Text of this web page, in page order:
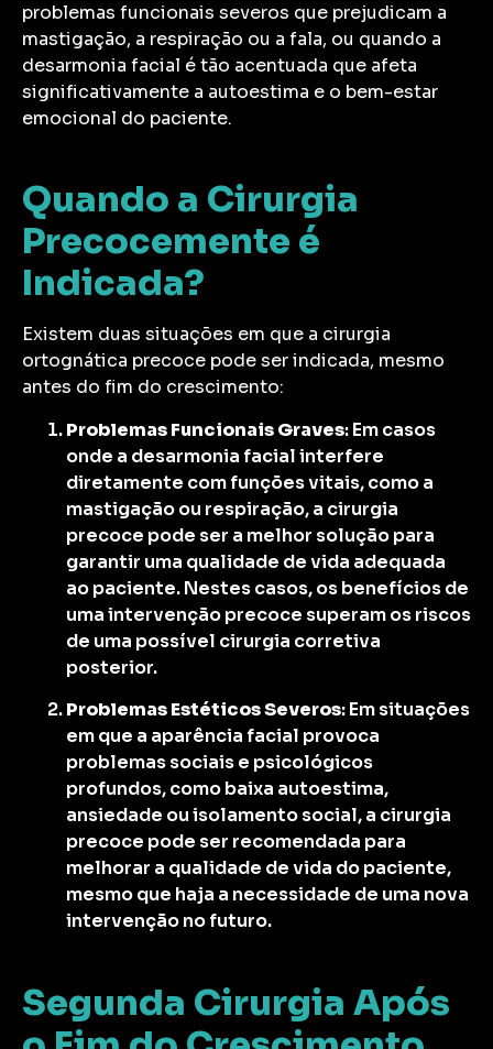
problemas funcionais severos que prejudicam a
mastigação, a respiração ou a fala, ou quando a
desarmonia facial é tão acentuada que afeta
significativamente a autoestima e o bem-estar
emocional do paciente.
Quando a Cirurgia
Precocemente é
Indicada?
Existem duas situações em que a cirurgia
ortognática precoce pode ser indicada, mesmo
antes do fim do crescimento:
Problemas Funcionais Graves: Em casos
onde a desarmonia facial interfere
diretamente com funções vitais, como a
mastigação ou respiração, a cirurgia
precoce pode ser a melhor solução para
garantir uma qualidade de vida adequada
ao paciente. Nestes casos, os benefícios de
uma intervenção precoce superam os riscos
de uma possível cirurgia corretiva
posterior.
Problemas Estéticos Severos: Em situações
em que a aparência facial provoca
problemas sociais e psicológicos
profundos, como baixa autoestima,
ansiedade ou isolamento social, a cirurgia
precoce pode ser recomendada para
melhorar a qualidade de vida do paciente,
mesmo que haja a necessidade de uma nova
intervenção no futuro.
Segunda Cirurgia Após